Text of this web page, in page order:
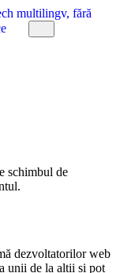
multilingv, fără
schimbul de
dezvoltatorilor web
unii de la alții și pot